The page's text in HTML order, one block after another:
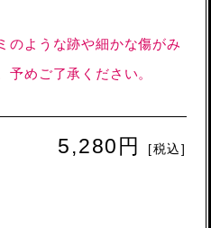
のような跡や細かな傷がみ
予めご了承ください。
5,280円 [税込]